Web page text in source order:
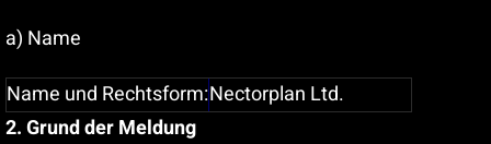
a) Name
Name und Rechtsform:Nectorplan Ltd.
2. Grund der Meldung